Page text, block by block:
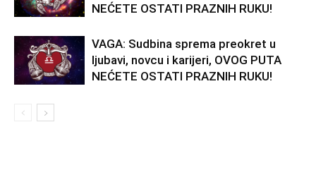
NEĆETE OSTATI PRAZNIH RUKU!
VAGA: Sudbina sprema preokret u
ljubavi, novcu i karijeri, OVOG PUTA
NEĆETE OSTATI PRAZNIH RUKU!